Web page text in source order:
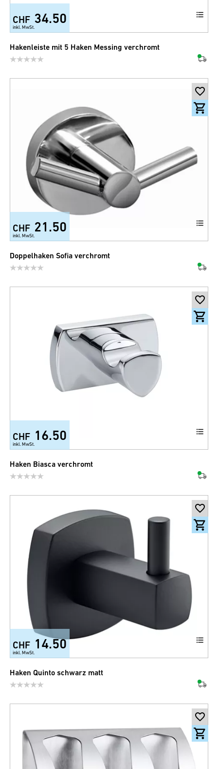
CHF 34.50
inkl. MwSt.
Hakenleiste mit 5 Haken Messing verchromt
CHF 21.50
inkl. MwSt.
Doppelhaken Sofia verchromt
CHF 16.50
inkl. MwSt.
Haken Biasca verchromt
CHF 14.50
inkl. MwSt.
Haken Quinto schwarz matt